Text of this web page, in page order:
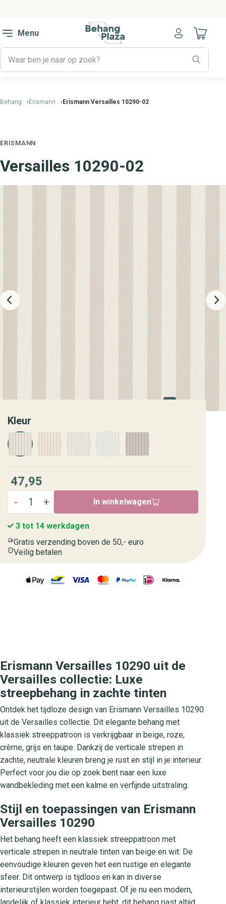
Menu
Naar
Behang Erismann Erismann Versailles 10290-02
ERISMANN
Versailles 10290-02
Kleur
47,95
In winkelwagen
3 tot 14 werkdagen
Gratis verzending boven de 50,- euro
Veilig betalen
Erismann Versailles 10290 uit de
Versailles collectie: Luxe
streepbehang in zachte tinten
Ontdek het tijdloze design van Erismann Versailles 10290
uit de Versailles collectie. Dit elegante behang met
klassiek streeppatroon is verkrijgbaar in beige, roze,
crème, grijs en taupe. Dankzij de verticale strepen in
zachte, neutrale kleuren breng je rust en stijl in je interieur.
Perfect voor jou die op zoek bent naar een luxe
wandbekleding met een kalme en verfijnde uitstraling.
Stijl en toepassingen van Erismann
Versailles 10290
Het behang heeft een klassiek streeppatroon met
verticale strepen in neutrale tinten van beige en wit. De
eenvoudige kleuren geven het een rustige en elegante
sfeer. Dit ontwerp is tijdloos en kan in diverse
interieurstijlen worden toegepast. Of je nu een modern,